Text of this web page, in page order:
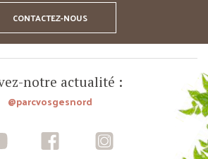
CONTACTEZ-NOUS
notre actualité :
@parcvosgesnord